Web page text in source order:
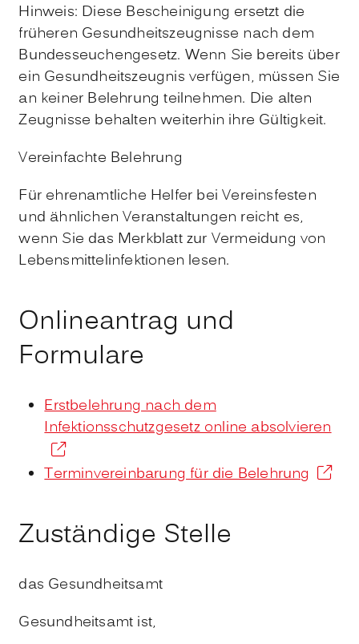
Hinweis: Diese Bescheinigung ersetzt die
früheren Gesundheitszeugnisse nach dem
Bundesseuchengesetz. Wenn Sie bereits über
ein Gesundheitszeugnis verfügen, müssen Sie
an keiner Belehrung teilnehmen. Die alten
Zeugnisse behalten weiterhin ihre Gültigkeit.
Vereinfachte Belehrung
Für ehrenamtliche Helfer bei Vereinsfesten
und ähnlichen Veranstaltungen reicht es,
wenn Sie das Merkblatt zur Vermeidung von
Lebensmittelinfektionen lesen.
Onlineantrag und
Formulare
Erstbelehrung nach dem
Infektionsschutzgesetz online absolvieren
Terminvereinbarung für die Belehrung
Zuständige Stelle
das Gesundheitsamt
Gesundheitsamt ist,